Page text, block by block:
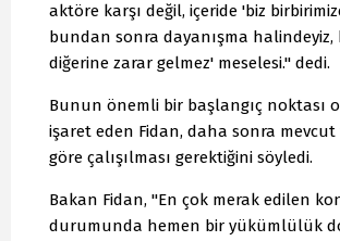
aktöre karşı değil, içeride 'biz
bundan sonra dayanışma halindeyiz,
diğerine zarar gelmez' meselesi." dedi.
Bunun önemli bir başlangıç noktası
işaret eden Fidan, daha sonra
göre çalışılması gerektiğini söyledi.
Bakan Fidan, "En çok merak edilen
durumunda hemen bir yükümlülük